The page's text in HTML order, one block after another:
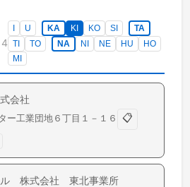
4
I U KA KI KO SI
TA
TI
TO NA NI NE HU
HO
MI
会社
ー工業団地 ６丁目１－１６
📋
ル 株式会社 東北事業所